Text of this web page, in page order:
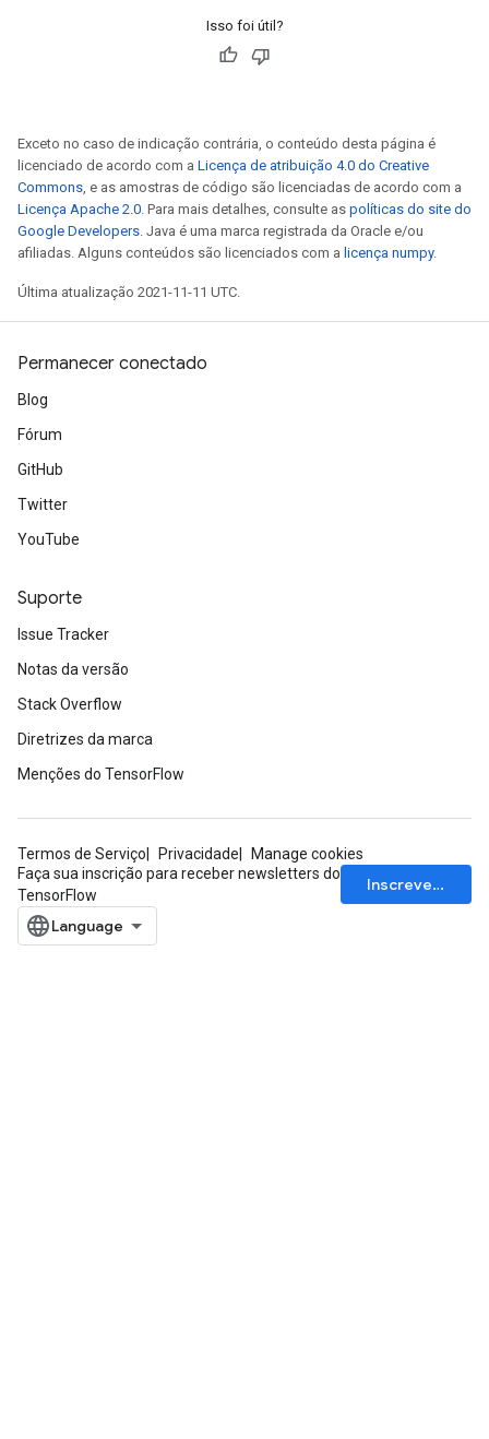
Isso foi útil?
Exceto no caso de indicação contrária, o conteúdo desta página é
licenciado de acordo com a Licença de atribuição 4.0 do Creative
Commons, e as amostras de código são licenciadas de acordo com a
Licença Apache 2.0. Para mais detalhes, consulte as políticas do site do
Google Developers. Java é uma marca registrada da Oracle e/ou
afiliadas. Alguns conteúdos são licenciados com a licença numpy.
Última atualização 2021-11-11 UTC.
Permanecer conectado
Blog
Fórum
GitHub
Twitter
YouTube
Suporte
Issue Tracker
Notas da versão
Stack Overflow
Diretrizes da marca
Menções do TensorFlow
Termos de Serviço Privacidade
Manage cookies
Faça sua inscrição para receber newsletters do
TensorFlow
Inscrever-se